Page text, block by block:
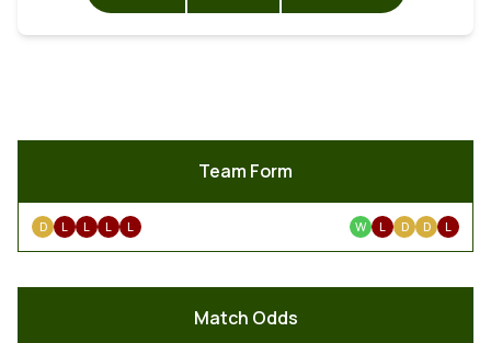
Team Form
D L L L L W L D D L
Match Odds